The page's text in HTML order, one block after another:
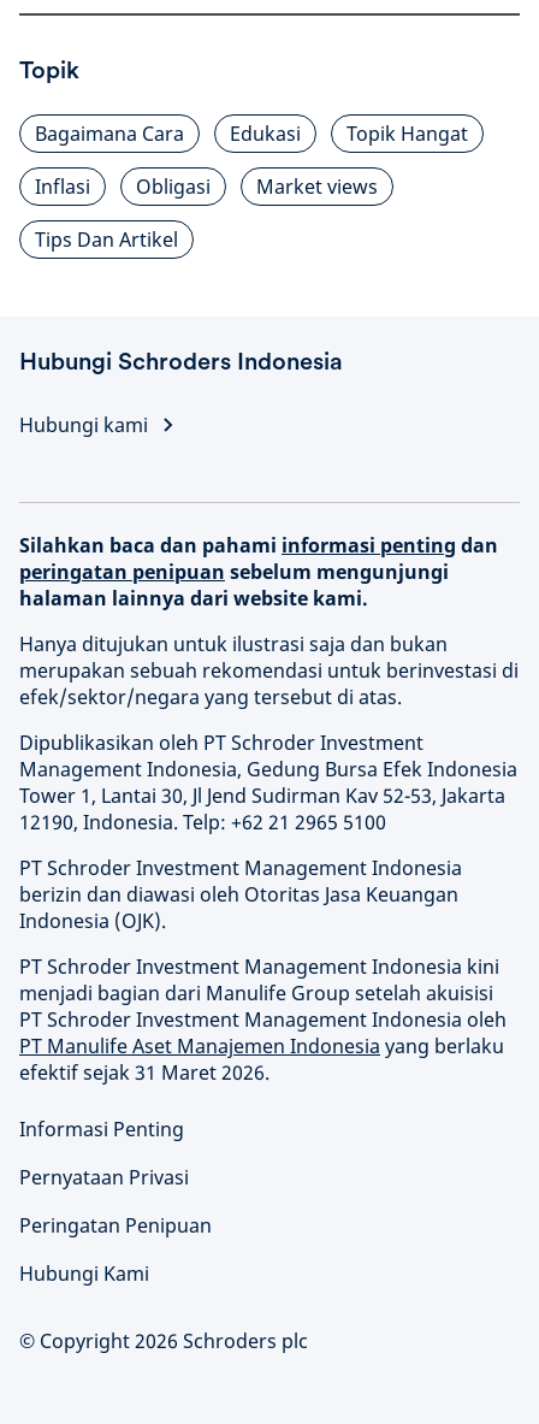
Topik
Bagaimana Cara Edukasi
Topik Hangat
Inflasi
Obligasi
Market views
Tips Dan Artikel
Hubungi Schroders Indonesia
Hubungi kami
Silahkan baca dan pahami informasi penting dan
peringatan penipuan sebelum mengunjungi
halaman lainnya dari website kami.
Hanya ditujukan untuk ilustrasi saja dan bukan
merupakan sebuah rekomendasi untuk berinvestasi di
efek/sektor/negara yang tersebut di atas.
Dipublikasikan oleh PT Schroder Investment
Management Indonesia, Gedung Bursa Efek Indonesia
Tower 1, Lantai 30, Jl Jend Sudirman Kav 52-53, Jakarta
12190, Indonesia. Telp: +62 21 2965 5100
PT Schroder Investment Management Indonesia
berizin dan diawasi oleh Otoritas Jasa Keuangan
Indonesia (OJK).
PT Schroder Investment Management Indonesia kini
menjadi bagian dari Manulife Group setelah akuisisi
PT Schroder Investment Management Indonesia oleh
PT Manulife Aset Manajemen Indonesia yang berlaku
efektif sejak 31 Maret 2026.
Informasi Penting
Pernyataan Privasi
Peringatan Penipuan
Hubungi Kami
© Copyright 2026 Schroders plc